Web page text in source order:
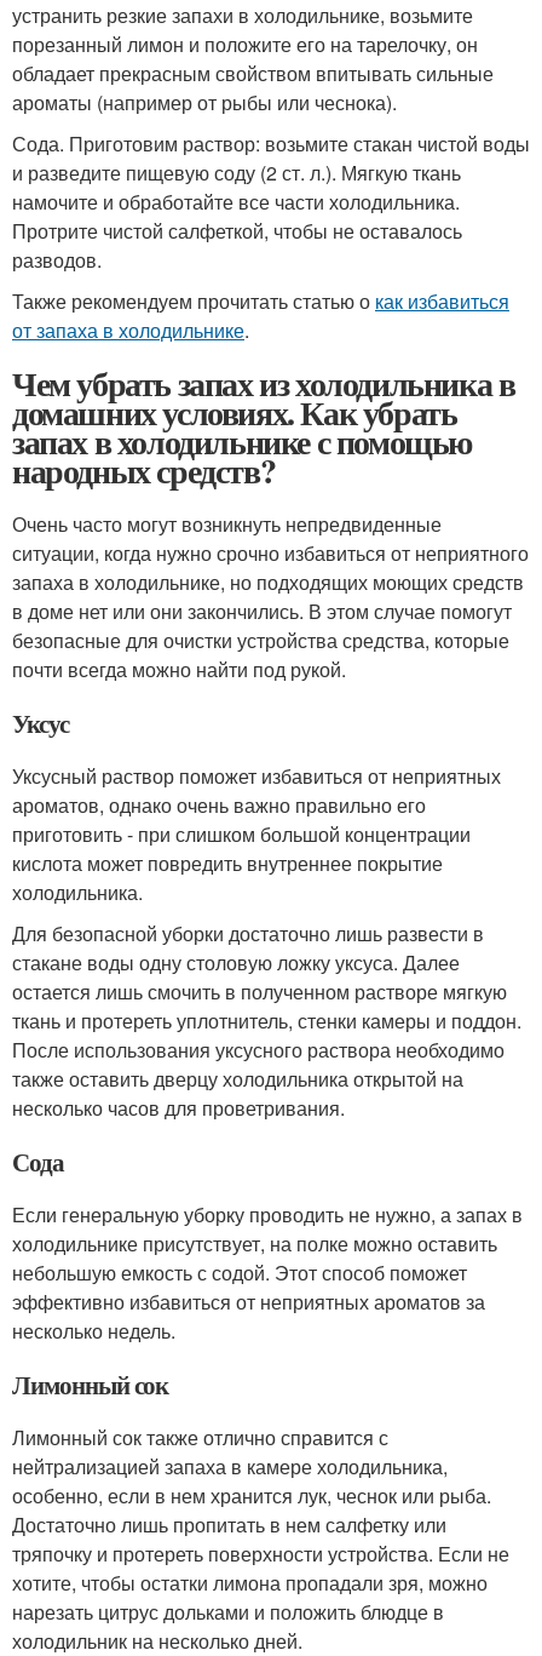
устранить резкие запахи в холодильнике, возьмите
порезанный лимон и положите его на тарелочку, он
обладает прекрасным свойством впитывать сильные
ароматы (например от рыбы или чеснока).
Сода. Приготовим раствор: возьмите стакан чистой воды
и разведите пищевую соду (2 ст. л.). Мягкую ткань
намочите и обработайте все части холодильника.
Протрите чистой салфеткой, чтобы не оставалось
разводов.
Также рекомендуем прочитать статью о как избавиться
от запаха в холодильнике.
Чем убрать запах из холодильника в
домашних условиях. Как убрать
запах в холодильнике с помощью
народных средств?
Очень часто могут возникнуть непредвиденные
ситуации, когда нужно срочно избавиться от неприятного
запаха в холодильнике, но подходящих моющих средств
в доме нет или они закончились. В этом случае помогут
безопасные для очистки устройства средства, которые
почти всегда можно найти под рукой.
Уксус
Уксусный раствор поможет избавиться от неприятных
ароматов, однако очень важно правильно его
приготовить - при слишком большой концентрации
кислота может повредить внутреннее покрытие
холодильника.
Для безопасной уборки достаточно лишь развести в
стакане воды одну столовую ложку уксуса. Далее
остается лишь смочить в полученном растворе мягкую
ткань и протереть уплотнитель, стенки камеры и поддон.
После использования уксусного раствора необходимо
также оставить дверцу холодильника открытой на
несколько часов для проветривания.
Сода
Если генеральную уборку проводить не нужно, а запах в
холодильнике присутствует, на полке можно оставить
небольшую емкость с содой. Этот способ поможет
эффективно избавиться от неприятных ароматов за
несколько недель.
Лимонный сок
Лимонный сок также отлично справится с
нейтрализацией запаха в камере холодильника,
особенно, если в нем хранится лук, чеснок или рыба.
Достаточно лишь пропитать в нем салфетку или
тряпочку и протереть поверхности устройства. Если не
хотите, чтобы остатки лимона пропадали зря, можно
нарезать цитрус дольками и положить блюдце в
холодильник на несколько дней.